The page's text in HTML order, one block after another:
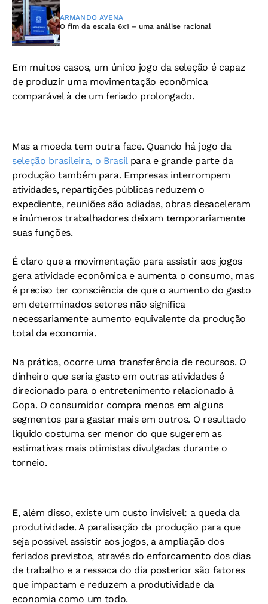
ARMANDO AVENA
O fim da escala 6x1 – uma análise racional
Em muitos casos, um único jogo da seleção é capaz
de produzir uma movimentação econômica
comparável à de um feriado prolongado.
Mas a moeda tem outra face. Quando há jogo da
seleção brasileira, o Brasilpara e grande parte da
produção também para. Empresas interrompem
atividades, repartições públicas reduzem o
expediente, reuniões são adiadas, obras desaceleram
e inúmeros trabalhadores deixam temporariamente
suas funções.
É claro que a movimentação para assistir aos jogos
gera atividade econômica e aumenta o consumo, mas
é preciso ter consciência de que o aumento do gasto
em determinados setores não significa
necessariamente aumento equivalente da produção
total da economia.
Na prática, ocorre uma transferência de recursos. O
dinheiro que seria gasto em outras atividades é
direcionado para o entretenimento relacionado à
Copa. O consumidor compra menos em alguns
segmentos para gastar mais em outros. O resultado
líquido costuma ser menor do que sugerem as
estimativas mais otimistas divulgadas durante o
torneio.
E, além disso, existe um custo invisível: a queda da
produtividade. A paralisação da produção para que
seja possível assistir aos jogos, a ampliação dos
feriados previstos, através do enforcamento dos dias
de trabalho e a ressaca do dia posterior são fatores
que impactam e reduzem a produtividade da
economia como um todo.